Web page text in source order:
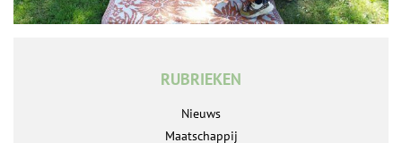
RUBRIEKEN
Nieuws
Maatschappij